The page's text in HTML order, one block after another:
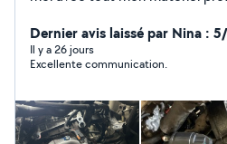
me déplacer. Dispo pour
diagnostic, lectures des
conseils professionnels . J'ai
stationnement, accoudoir. Ect..) Dispo les soirs
semaine et les week-ends!
Dernier avis laissé par Nina :
Il y a 26 jours
Excellente communication.